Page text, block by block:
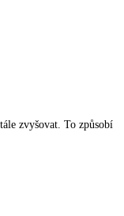
zvyšovat. To způsobí